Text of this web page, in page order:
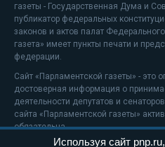
газеты - Государственная Дума и
публикатор федеральных
законов и актов палат
газета» имеет пункты печати и
федерации.
Сайт «Парламентской газеты» - это
достоверная информация о
деятельности депутатов и
сайта «Парламентской газеты»
обязательна.
Используя сайт